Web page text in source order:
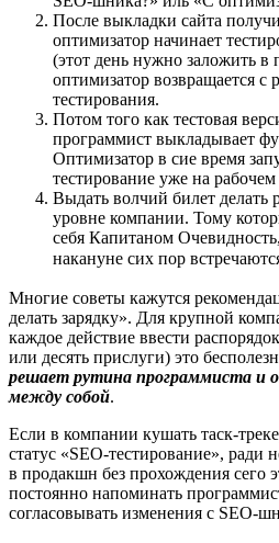
После выкладки сайта
оптимизатор начинает
(этот день нужно заложить в
оптимизатор возвращается с
тестирования.
Потом того как тестовая
программист выкладывает
Оптимизатор в сие время
тестирование уже на рабочем
Выдать волчий билет делать
уровне компании. Тому
себя Капитаном
накануне сих пор
Многие советы кажутся
делать зарядку». Для крупной
каждое действие ввести
или десять прислуги) это
решает рутина программиста и
между собой.
Если в компании кушать таск-
статус «SEO-тестирование», ради
в продакшн без прохождения сего
постоянно напоминать
согласовывать изменения с SEO-